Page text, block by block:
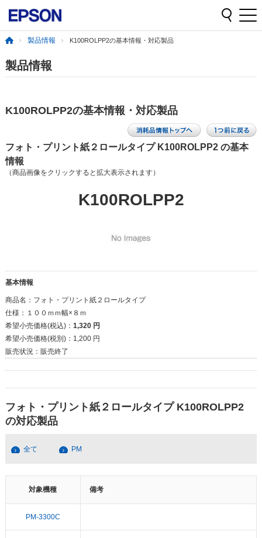
製品情報 K100ROLPP2の基本情報・対応製品
製品情報
K100ROLPP2の基本情報・対応製品
フォト・プリント紙２ロールタイプ K100ROLPP2 の基本
情報
（商品画像をクリックすると拡大表示されます）
K100ROLPP2
基本情報
商品名： フォト・プリント紙２ロールタイプ
仕様： １００ｍｍ幅×８ｍ
希望小売価格(税込)： 1,320 円
希望小売価格(税別)： 1,200 円
販売状況： 販売終了
フォト・プリント紙２ロールタイプ K100ROLPP2
の対応製品
全て PM
対象機種 備考
PM-3300C